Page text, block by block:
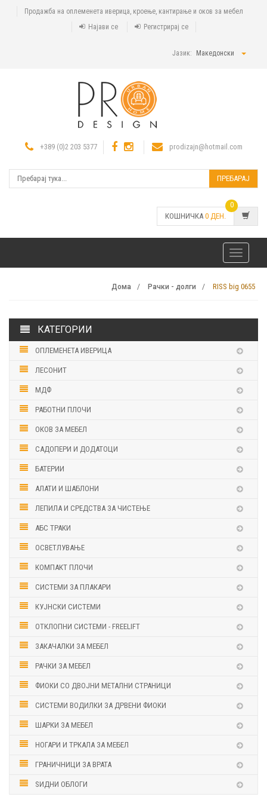
Продажба на оплеменета иверица, кроење, кантирање и оков за мебел
Најави се
Регистрирај се
Јазик: Македонски
+389 (0)2 203 5377 prodizajn@hotmail.com
ПРЕБАРАЈ
КОШНИЧКА 0 ДЕН.
0
Toggle
navigation
Дома Рачки - долги RISS big 0655
КАТЕГОРИИ
ОПЛЕМЕНЕТА ИВЕРИЦА
ЛЕСОНИТ
МДФ
РАБОТНИ ПЛОЧИ
ОКОВ ЗА МЕБЕЛ
САДОПЕРИ И ДОДАТОЦИ
БАТЕРИИ
АЛАТИ И ШАБЛОНИ
ЛЕПИЛА И СРЕДСТВА ЗА ЧИСТЕЊЕ
АБС ТРАКИ
ОСВЕТЛУВАЊЕ
КОМПАКТ ПЛОЧИ
СИСТЕМИ ЗА ПЛАКАРИ
КУЈНСКИ СИСТЕМИ
ОТКЛОПНИ СИСТЕМИ - FREELIFT
ЗАКАЧАЛКИ ЗА МЕБЕЛ
РАЧКИ ЗА МЕБЕЛ
ФИОКИ СО ДВОЈНИ МЕТАЛНИ СТРАНИЦИ
СИСТЕМИ ВОДИЛКИ ЗА ДРВЕНИ ФИОКИ
ШАРКИ ЗА МЕБЕЛ
НОГАРИ И ТРКАЛА ЗА МЕБЕЛ
ГРАНИЧНИЦИ ЗА ВРАТА
ЅИДНИ ОБЛОГИ